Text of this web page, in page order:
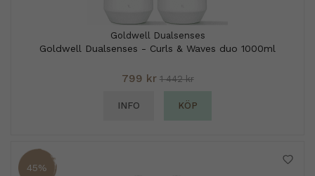
Goldwell Dualsenses
Goldwell Dualsenses - Curls & Waves duo 1000ml
799 kr 1 442 kr
INFO KÖP
45%